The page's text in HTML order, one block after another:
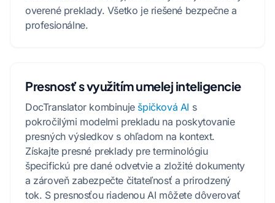
overené preklady. Všetko je riešené bezpečne a
profesionálne.
Presnosť s využitím umelej inteligencie
DocTranslator kombinuje špičková AI s
pokročilými modelmi prekladu na poskytovanie
presných výsledkov s ohľadom na kontext.
Získajte presné preklady pre terminológiu
špecifickú pre dané odvetvie a zložité dokumenty
a zároveň zabezpečte čitateľnosť a prirodzený
tok. S presnosťou riadenou AI môžete dôverovať